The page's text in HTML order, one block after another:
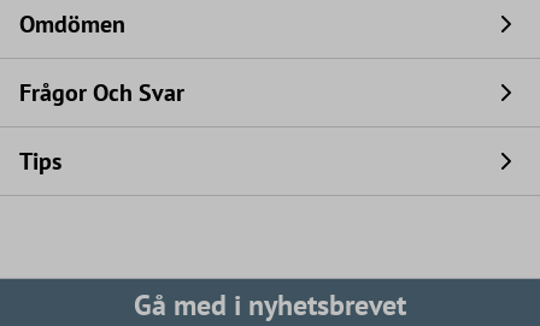
Omdömen
Frågor Och Svar
Tips
Gå med i nyhetsbrevet